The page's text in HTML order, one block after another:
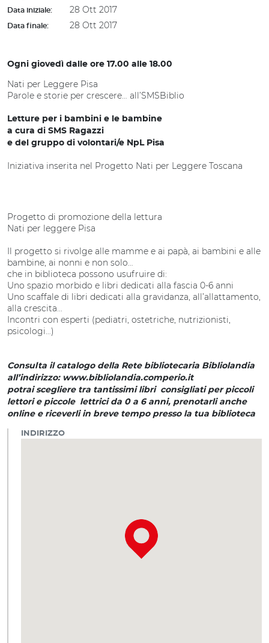
Data iniziale: 28 Ott 2017
Data finale: 28 Ott 2017
Ogni giovedì dalle ore 17.00 alle 18.00
Nati per Leggere Pisa
Parole e storie per crescere… all’SMSBiblio
Letture per i bambini e le bambine
a cura di SMS Ragazzi
e del gruppo di volontari/e NpL Pisa
Iniziativa inserita nel Progetto Nati per Leggere Toscana
Progetto di promozione della lettura
Nati per leggere Pisa
Il progetto si rivolge alle mamme e ai papà, ai bambini e alle
bambine, ai nonni e non solo…
che in biblioteca possono usufruire di:
Uno spazio morbido e libri dedicati alla fascia 0-6 anni
Uno scaffale di libri dedicati alla gravidanza, all’allattamento,
alla crescita...
Incontri con esperti (pediatri, ostetriche, nutrizionisti,
psicologi…)
Consulta il catalogo della Rete bibliotecaria Bibliolandia
all’indirizzo: www.bibliolandia.comperio.it
potrai scegliere tra tantissimi libri consigliati per piccoli
lettori e piccole lettrici da 0 a 6 anni, prenotarli anche
online e riceverli in breve tempo presso la tua biblioteca
INDIRIZZO